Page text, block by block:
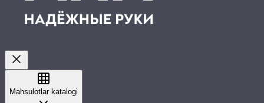
Mahsulotlar katalogi